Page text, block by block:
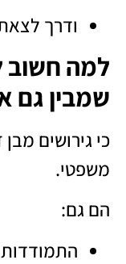
ודרך
למה חשוב
שמבין גם
כי גירושים
משפטי.
הם גם: